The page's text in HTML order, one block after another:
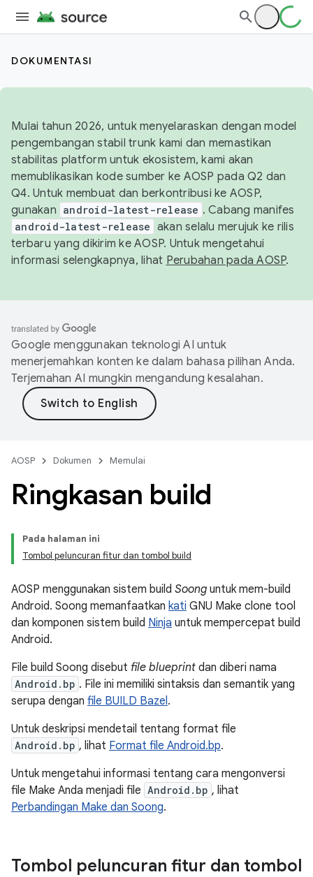
DOKUMENTASI
Mulai tahun 2026, untuk menyelaraskan dengan model
pengembangan stabil trunk kami dan memastikan
stabilitas platform untuk ekosistem, kami akan
memublikasikan kode sumber ke AOSP pada Q2 dan
Q4. Untuk membuat dan berkontribusi ke AOSP,
gunakan android-latest-release . Cabang manifes
android-latest-release akan selalu merujuk ke rilis
terbaru yang dikirim ke AOSP. Untuk mengetahui
informasi selengkapnya, lihat Perubahan pada AOSP.
Google menggunakan teknologi AI untuk
menerjemahkan konten ke dalam bahasa pilihan Anda.
Terjemahan AI mungkin mengandung kesalahan.
AOSP Dokumen Memulai
Ringkasan build
Pada halaman ini
Tombol peluncuran fitur dan tombol build
AOSP menggunakan sistem build Soong untuk mem-build
Android. Soong memanfaatkan kati GNU Make clone tool
dan komponen sistem build Ninja untuk mempercepat build
Android.
File build Soong disebut file blueprint dan diberi nama
Android.bp . File ini memiliki sintaksis dan semantik yang
serupa dengan file BUILD Bazel.
Untuk deskripsi mendetail tentang format file
Android.bp , lihat Format file Android.bp.
Untuk mengetahui informasi tentang cara mengonversi
file Make Anda menjadi file Android.bp , lihat
Perbandingan Make dan Soong.
Tombol peluncuran fitur dan tombol